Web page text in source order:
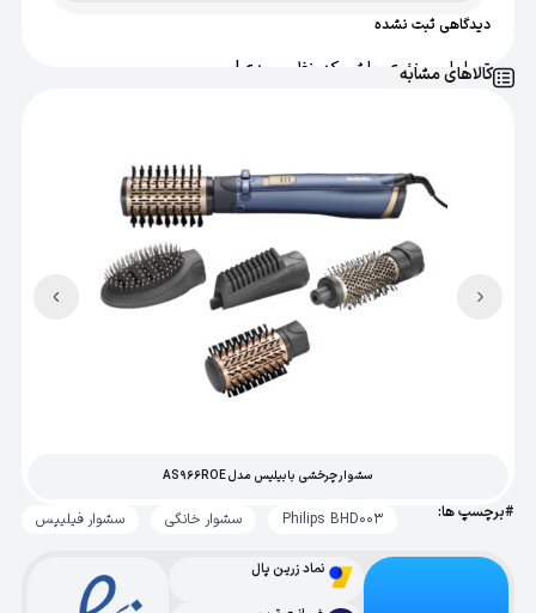
ولتاژ
240-220 ولت
دیدگاهی ثبت نشده
تو اولین نفری باش که نظر میدی!
کالاهای مشابه
سشوار چرخشی بابیلیس مدل AS966ROE
#برچسپ ها: Philips BHD003 سشوار خانگی سشوار فیلیپس
نماد زرین پال